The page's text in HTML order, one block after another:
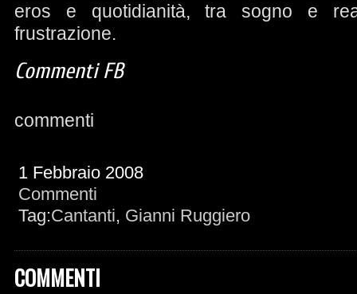
eros e quotidianità, tra sogno e
frustrazione.
Commenti FB
commenti
1 Febbraio 2008
Commenti
Tag:Cantanti, Gianni Ruggiero
COMMENTI